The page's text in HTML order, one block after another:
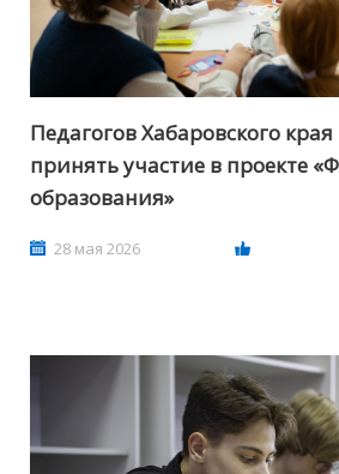
Педагогов Хабаровского
принять участие в проекте
образования»
28 мая 2026